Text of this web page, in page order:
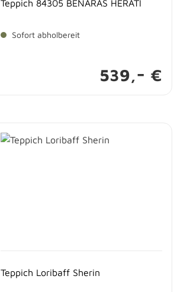
Teppich 84305 BENARAS HERATI
Sofort abholbereit
539,- €
Teppich Loribaff Sherin